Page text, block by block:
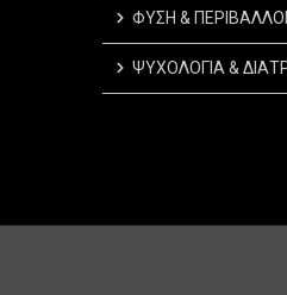
ΦΥΣΗ &
ΨΥΧΟΛΟΓΙΑ &